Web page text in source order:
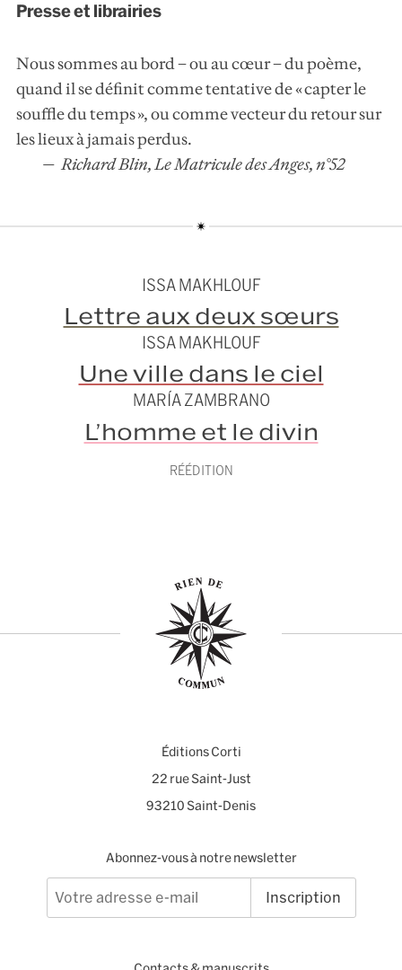
Presse et librairies
Nous sommes au bord – ou au cœur – du poème,
quand il se définit comme tentative de « capter le
souffle du temps », ou comme vecteur du retour sur
les lieux à jamais perdus.
Richard Blin, Le Matricule des Anges, n°52
ISSA MAKHLOUF
Lettre aux deux sœurs
ISSA MAKHLOUF
Une ville dans le ciel
MARÍA ZAMBRANO
L’homme et le divin
RÉÉDITION
Éditions Corti
22 rue Saint-Just
93210 Saint-Denis
Abonnez-vous à notre newsletter
Inscription